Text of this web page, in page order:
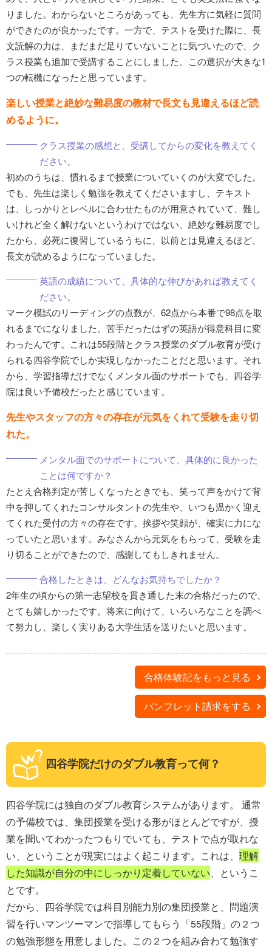
りました。わからないところがあっても、先生方に気軽に質問
ができたのが良かったです。一方で、テストを受けた際に、長
文読解の力は、まだまだ足りていないことに気づいたので、ク
ラス授業も追加で受講することにしました。この選択が大きな1
つの転機になったと思っています。
楽しい授業と絶妙な難易度の教材で長文も見違えるほど読
めるように。
クラス授業の感想と、受講してからの変化を教えてく
ださい。
初めのうちは、慣れるまで授業についていくのが大変でした。
でも、先生は楽しく勉強を教えてくださいますし、テキスト
は、しっかりとレベルに合わせたものが用意されていて、難し
いけれど全く解けないというわけではない、絶妙な難易度でし
たから、必死に復習しているうちに、以前とは見違えるほど、
長文が読めるようになっていました。
英語の成績について、具体的な伸びがあれば教えてく
ださい。
マーク模試のリーディングの点数が、62点から本番で98点を取
れるまでになりました。苦手だったはずの英語が得意科目に変
わったんです。これは55段階とクラス授業のダブル教育が受け
られる四谷学院でしか実現しなかったことだと思います。それ
から、学習指導だけでなくメンタル面のサポートでも、四谷学
院は良い予備校だったと感じています。
先生やスタッフの方々の存在が元気をくれて受験を走り切
れた。
メンタル面でのサポートについて。具体的に良かった
ことは何ですか？
たとえ合格判定が苦しくなったときでも、笑って声をかけて背
中を押してくれたコンサルタントの先生や、いつも温かく迎え
てくれた受付の方々の存在です。挨拶や笑顔が、確実に力にな
っていたと思います。みなさんから元気をもらって、受験を走
り切ることができたので、感謝してもしきれません。
合格したときは、どんなお気持ちでしたか？
2年生の頃からの第一志望校を貫き通した末の合格だったので、
とても嬉しかったです。将来に向けて、いろいろなことを調べ
て努力し、楽しく実りある大学生活を送りたいと思います。
合格体験記をもっと見る
パンフレット請求をする
四谷学院だけのダブル教育って何？
四谷学院には独自のダブル教育システムがあります。 通常
の予備校では、集団授業を受ける形がほとんどですが、授
業を聞いてわかったつもりでいても、テストで点が取れな
い、ということが現実にはよく起こります。これは、 理解
した知識が自分の中にしっかり定着していない、というこ
とです。
だから、四谷学院では科目別能力別の集団授業と、問題演
習を行いマンツーマンで指導してもらう「55段階」の２つ
の勉強形態を用意しました。この２つを組み合わて勉強す